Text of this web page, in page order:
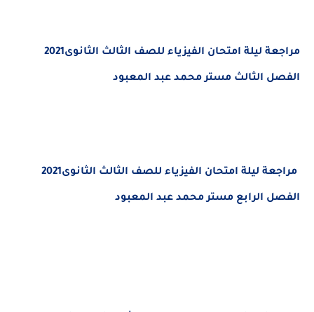
مراجعة ليلة امتحان الفيزياء للصف الثالث الثانوى2021
الفصل الثالث مستر محمد عبد المعبود
مراجعة ليلة امتحان الفيزياء للصف الثالث الثانوى2021
الفصل الرابع مستر محمد عبد المعبود